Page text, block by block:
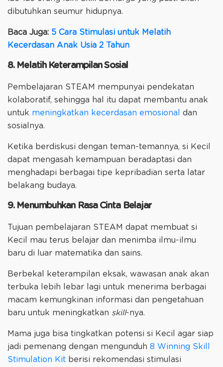
dibutuhkan seumur hidupnya.
Baca Juga: 5 Cara Stimulasi untuk Melatih
Kecerdasan Anak Usia 2 Tahun
8. Melatih Keterampilan Sosial
Pembelajaran STEAM mempunyai pendekatan
kolaboratif, sehingga hal itu dapat membantu anak
untuk meningkatkan kecerdasan emosional dan
sosialnya.
Ketika berdiskusi dengan teman-temannya, si Kecil
dapat mengasah kemampuan beradaptasi dan
menghadapi berbagai tipe kepribadian serta latar
belakang budaya.
9. Menumbuhkan Rasa Cinta Belajar
Tujuan pembelajaran STEAM dapat membuat si
Kecil mau terus belajar dan menimba ilmu-ilmu
baru di luar matematika dan sains.
Berbekal keterampilan eksak, wawasan anak akan
terbuka lebih lebar lagi untuk menerima berbagai
macam kemungkinan informasi dan pengetahuan
baru untuk meningkatkan skill-nya.
Mama juga bisa tingkatkan potensi si Kecil agar siap
jadi pemenang dengan mengunduh 8 Winning Skill
Stimulation Kit berisi rekomendasi stimulasi